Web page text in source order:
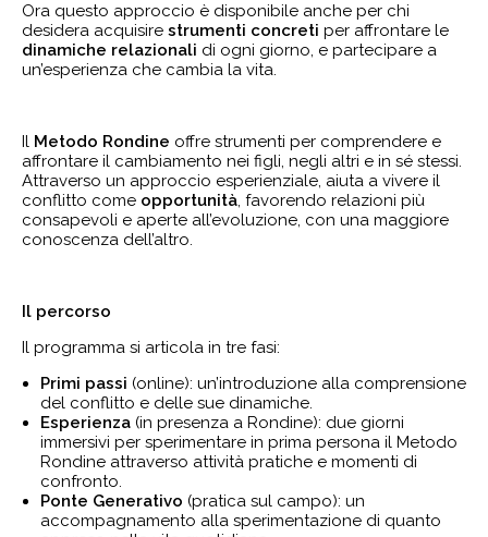
Ora questo approccio è disponibile anche per chi
desidera acquisire strumenti concreti per affrontare le
dinamiche relazionali di ogni giorno, e partecipare a
un’esperienza che cambia la vita.
Il Metodo Rondine offre strumenti per comprendere e
affrontare il cambiamento nei figli, negli altri e in sé stessi.
Attraverso un approccio esperienziale, aiuta a vivere il
conflitto come opportunità, favorendo relazioni più
consapevoli e aperte all’evoluzione, con una maggiore
conoscenza dell’altro.
Il percorso
Il programma si articola in tre fasi:
Primi passi (online): un’introduzione alla comprensione
del conflitto e delle sue dinamiche.
Esperienza(in presenza a Rondine): due giorni
immersivi per sperimentare in prima persona il Metodo
Rondine attraverso attività pratiche e momenti di
confronto.
Ponte Generativo (pratica sul campo): un
accompagnamento alla sperimentazione di quanto